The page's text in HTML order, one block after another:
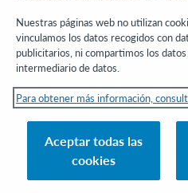
Suscríbase ahora
© 2026 OCLC
Marcas comerciales y/o marcas de
OCLC, Inc. y de sus miembros.
Aviso de cookies Administrar mis cookies
Nuestras páginas web no utilizan
vinculamos los datos recogidos con
publicitarios, ni compartimos los
intermediario de datos.
Para obtener más información,
Aceptar todas las
cookies